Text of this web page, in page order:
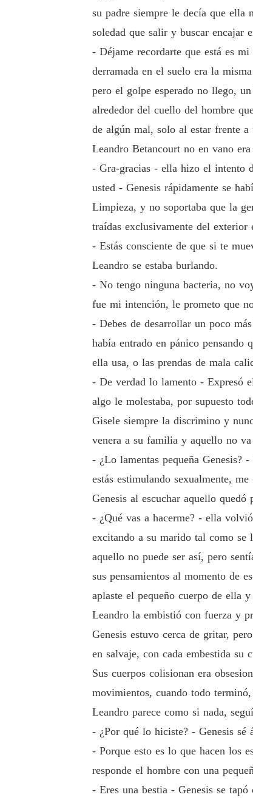
su padre siempre le decía que ella
soledad que salir y buscar encajar
- Déjame recordarte que está es
derramada en el suelo era la
pero el golpe esperado no llego,
alrededor del cuello del hombre
de algún mal, solo al estar frente
Leandro Betancourt no en vano
- Gra-gracias - ella hizo el intento
usted - Genesis rápidamente se
Limpieza, y no soportaba que la
traídas exclusivamente del
- Estás consciente de que si te
Leandro se estaba burlando.
- No tengo ninguna bacteria, no
fue mi intención, le prometo que
- Debes de desarrollar un poco
había entrado en pánico pensando
ella usa, o las prendas de mala
- De verdad lo lamento - Expresó
algo le molestaba, por supuesto
Gisele siempre la discrimino y
venera a su familia y aquello no
- ¿Lo lamentas pequeña Genesis?
estás estimulando sexualmente,
Genesis al escuchar aquello
- ¿Qué vas a hacerme? - ella
excitando a su marido tal como se
aquello no puede ser así, pero
sus pensamientos al momento de
aplaste el pequeño cuerpo de ella
Leandro la embistió con fuerza y
Genesis estuvo cerca de gritar,
en salvaje, con cada embestida su
Sus cuerpos colisionan era
movimientos, cuando todo terminó,
Leandro parece como si nada,
- ¿Por qué lo hiciste? - Genesis sé
- Porque esto es lo que hacen los
responde el hombre con una
- Eres una bestia - Genesis se